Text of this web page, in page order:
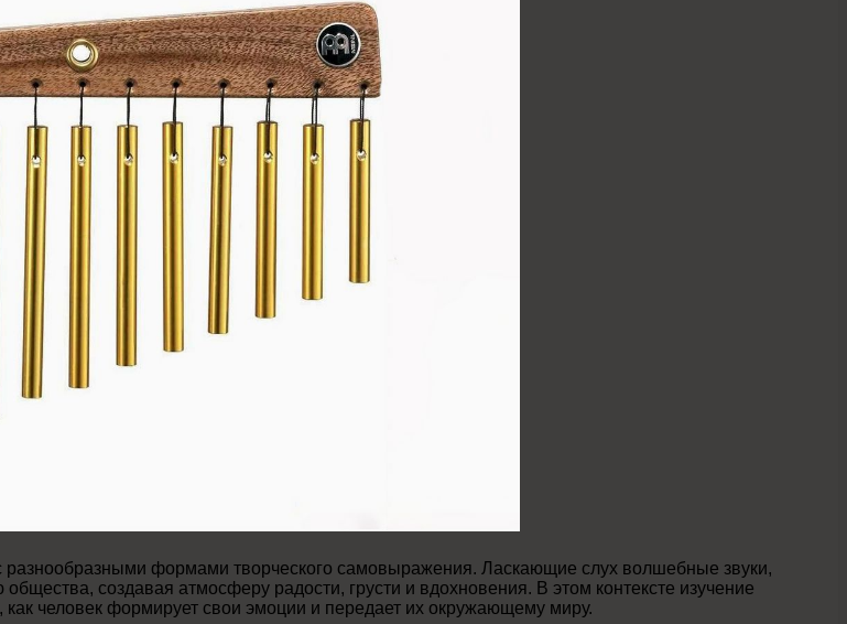
разнообразными формами творческого самовыражения. Ласкающие слух волшебные звуки,
создавая атмосферу радости, грусти и вдохновения. В этом контексте изучение
человек формирует свои эмоции и передает их окружающему миру.